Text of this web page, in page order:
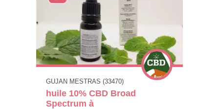
GUJAN MESTRAS (33470)
huile 10% CBD Broad
Spectrum à